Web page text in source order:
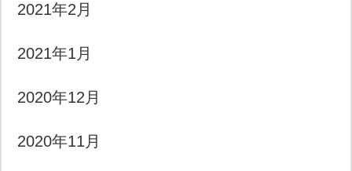
2021年2月
2021年1月
2020年12月
2020年11月